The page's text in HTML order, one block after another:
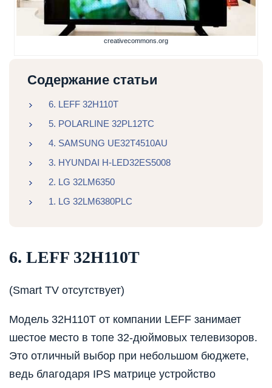
creativecommons.org
Содержание статьи
6. LEFF 32H110T
5. POLARLINE 32PL12TC
4. SAMSUNG UE32T4510AU
3. HYUNDAI H-LED32ES5008
2. LG 32LM6350
1. LG 32LM6380PLC
6. LEFF 32H110T
(Smart TV отсутствует)
Модель 32H110T от компании LEFF занимает
шестое место в топе 32-дюймовых телевизоров.
Это отличный выбор при небольшом бюджете,
ведь благодаря IPS матрице устройство